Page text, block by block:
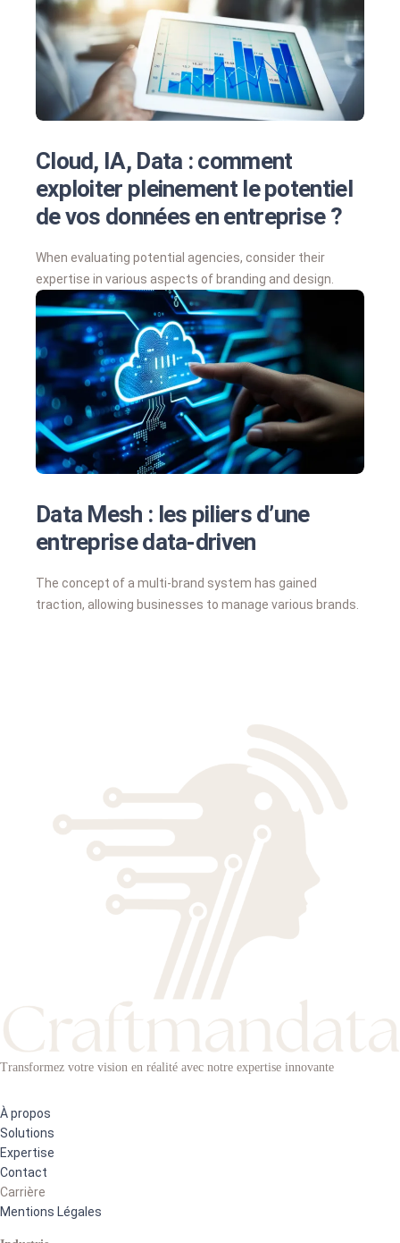
Cloud, IA, Data : comment
exploiter pleinement le potentiel
de vos données en entreprise ?
When evaluating potential agencies, consider their
expertise in various aspects of branding and design.
Data Mesh : les piliers d’une
entreprise data-driven
The concept of a multi-brand system has gained
traction, allowing businesses to manage various brands.
Transformez votre vision en réalité avec notre expertise innovante
À propos
Solutions
Expertise
Contact
Carrière
Mentions Légales